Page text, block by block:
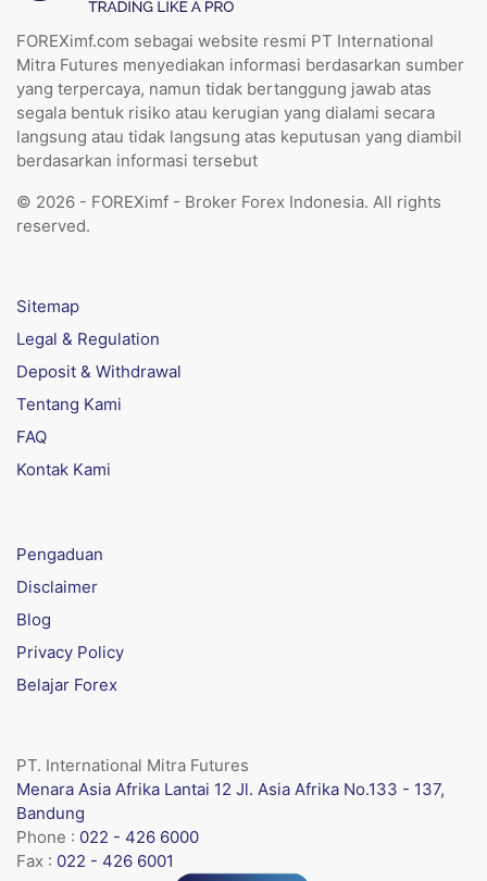
FOREXimf.com sebagai website resmi PT International
Mitra Futures menyediakan informasi berdasarkan sumber
yang terpercaya, namun tidak bertanggung jawab atas
segala bentuk risiko atau kerugian yang dialami secara
langsung atau tidak langsung atas keputusan yang diambil
berdasarkan informasi tersebut
© 2026 - FOREXimf - Broker Forex Indonesia. All rights
reserved.
Sitemap
Legal & Regulation
Deposit & Withdrawal
Tentang Kami
FAQ
Kontak Kami
Pengaduan
Disclaimer
Blog
Privacy Policy
Belajar Forex
PT. International Mitra Futures
Menara Asia Afrika Lantai 12 Jl. Asia Afrika No.133 - 137,
Bandung
Phone : 022 - 426 6000
Fax : 022 - 426 6001